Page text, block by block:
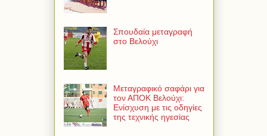
Σπουδαία μεταγραφή
στο Βελούχι
Μεταγραφικό σαφάρι για
τον ΑΠΟΚ Βελούχι:
Ενίσχυση με τις οδηγίες
της τεχνικής ηγεσίας